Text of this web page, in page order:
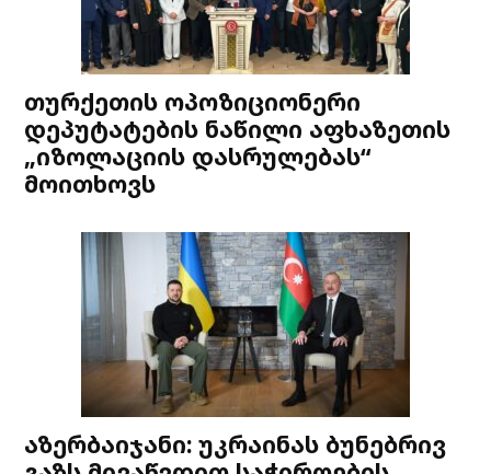
თურქეთის ოპოზიციონერი
დეპუტატების ნაწილი აფხაზეთის
„იზოლაციის დასრულებას“
მოითხოვს
აზერბაიჯანი: უკრაინას ბუნებრივ